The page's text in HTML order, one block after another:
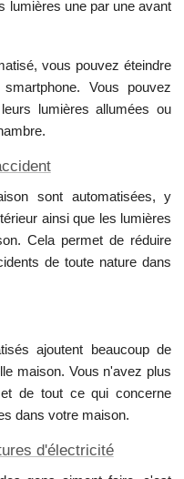
lumières une par une avant
vous pouvez éteindre
Vous pouvez
lumières allumées ou
sont automatisées, y
ainsi que les lumières
Cela permet de réduire
de toute nature dans
ajoutent beaucoup de
maison. Vous n'avez plus
de tout ce qui concerne
dans votre maison.
d'électricité